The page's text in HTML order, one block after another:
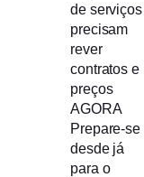
de serviços
precisam
rever
contratos e
preços
AGORA
Prepare-se
desde já
para o